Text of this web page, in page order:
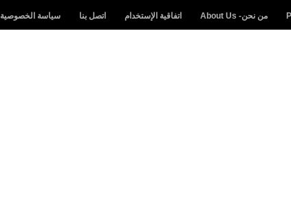
من نحن- About Us اتفاقية الإستخدام اتصل بنا سياسة الخصوصية